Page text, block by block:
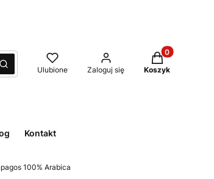
Szukaj Ulubione Zaloguj się
Produkty w
Koszyk
Kontakt
100% Arabica